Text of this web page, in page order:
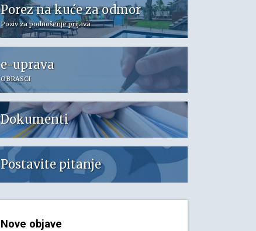
Porez na kuće za odmor
Poziv za podnošenje prijava
e-uprava
OBRASCI
Dokumenti
Postavite pitanje
Nove objave